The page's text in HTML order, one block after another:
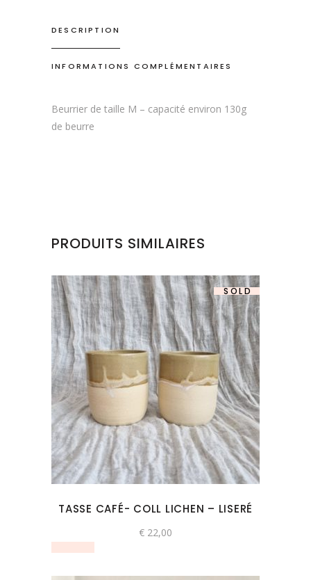
DESCRIPTION
INFORMATIONS COMPLÉMENTAIRES
Beurrier de taille M – capacité environ 130g
de beurre
PRODUITS SIMILAIRES
SOLD
TASSE CAFÉ- COLL LICHEN – LISERÉ
€ 22,00